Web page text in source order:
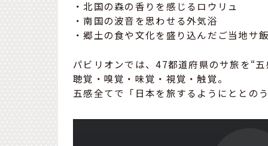
・北国の森の香りを感じるロウリュ
・南国の波音を思わせる外気浴
・郷土の食や文化を盛り込んだご当地サ
パビリオンでは、47都道府県のサ旅を“
聴覚・嗅覚・味覚・視覚・触覚。
五感全てで「日本を旅するようにととの